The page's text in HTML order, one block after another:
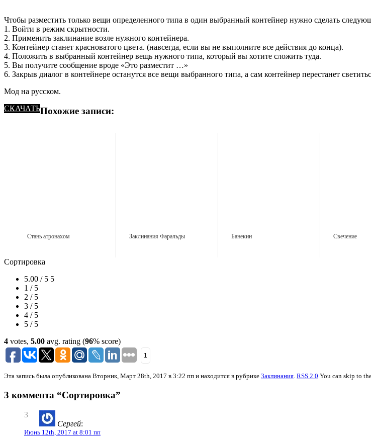
Чтобы разместить только вещи определенного типа в один выбранный контейнер нужно сделать
1. Войти в режим скрытности.
2. Применить заклинание возле нужного контейнера.
3. Контейнер станет красноватого цвета. (навсегда, если вы не выполните все действия до конца).
4. Положить в выбранный контейнер вещь нужного типа, который вы хотите сложить туда.
5. Вы получите сообщение вроде «Это разместит …»
6. Закрыв диалог в контейнере останутся все вещи выбранного типа, а сам контейнер перестанет
Мод на русском.
СКАЧАТЬПохожие записи:
Стань атронахом Заклинания Фаральды Банекин Свечение
Сортировка
5.00 / 5 5
1 / 5
2 / 5
3 / 5
4 / 5
5 / 5
4 votes, 5.00 avg. rating (96% score)
1
Эта запись была опубликована Вторник, Март 28th, 2017 в 3:22 пп и находится в рубрике Заклинания. RSS 2.0 You can skip to
3 коммента “Сортировка”
3
Сергей:
Июнь 12th, 2017 at 8:01 пп